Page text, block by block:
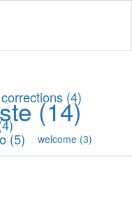
corrections(4)
(14)
(5) welcome(3)